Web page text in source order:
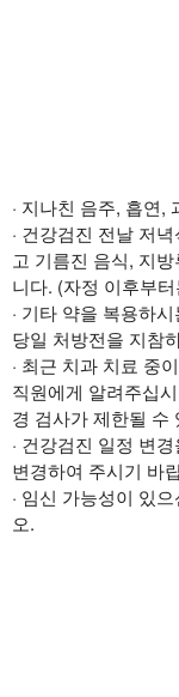
· 지나친 음주, 흡연,
· 건강검진 전날 저
고 기름진 음식, 지
니다. (자정 이후부
· 기타 약을 복용하
당일 처방전을 지참
· 최근 치과 치료 중
직원에게 알려주십
경 검사가 제한될 수
· 건강검진 일정 변
변경하여 주시기 바
· 임신 가능성이 있
오.